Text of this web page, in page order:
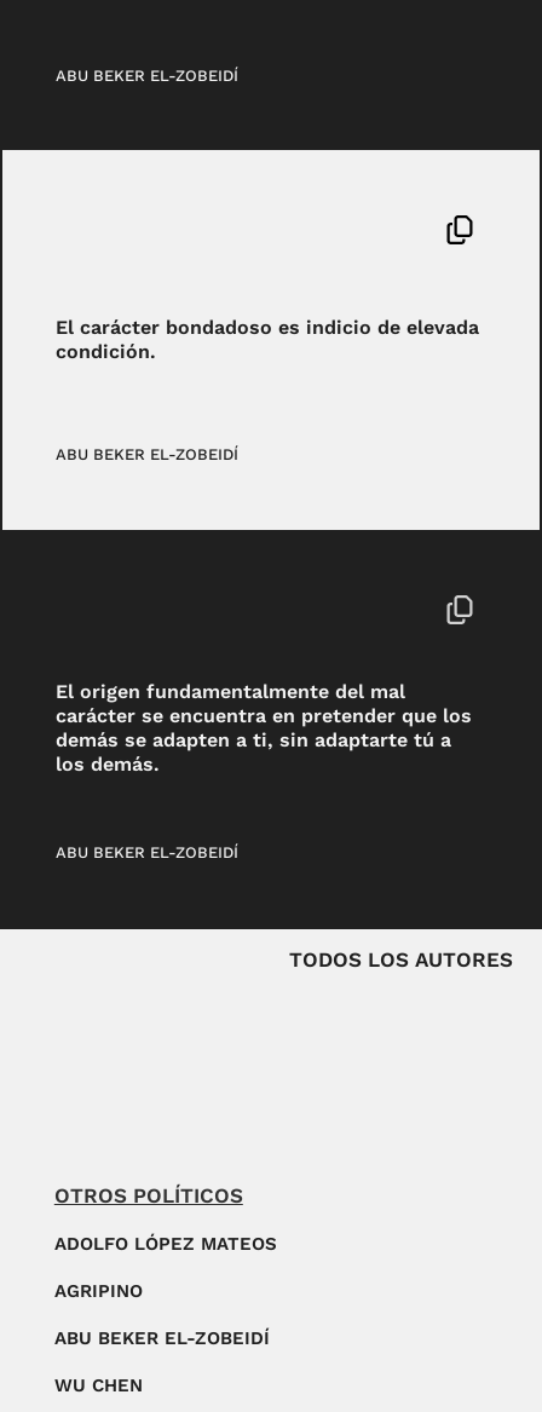
ABU BEKER EL-ZOBEIDÍ
El carácter bondadoso es indicio de elevada
condición.
ABU BEKER EL-ZOBEIDÍ
El origen fundamentalmente del mal
carácter se encuentra en pretender que los
demás se adapten a ti, sin adaptarte tú a
los demás.
ABU BEKER EL-ZOBEIDÍ
TODOS LOS AUTORES
OTROS POLÍTICOS
ADOLFO LÓPEZ MATEOS
AGRIPINO
ABU BEKER EL-ZOBEIDÍ
WU CHEN